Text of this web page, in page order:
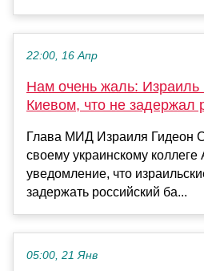
22:00, 16 Апр
Нам очень жаль: Израиль
Киевом, что не задержал
Глава МИД Израиля Гидеон
своему украинскому
уведомление, что
задержать российский ба...
05:00, 21 Янв